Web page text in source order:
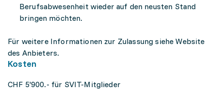
Berufsabwesenheit wieder auf den neusten Stand
bringen möchten.
Für weitere Informationen zur Zulassung siehe Website
des Anbieters.
Kosten
CHF 5'900.- für SVIT-Mitglieder